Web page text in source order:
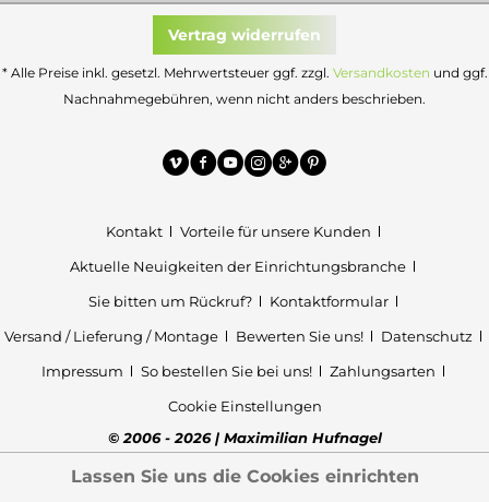
Vertrag widerrufen
* Alle Preise inkl. gesetzl. Mehrwertsteuer ggf. zzgl. Versandkosten und ggf.
Nachnahmegebühren, wenn nicht anders beschrieben.
Kontakt
Vorteile für unsere Kunden
Aktuelle Neuigkeiten der Einrichtungsbranche
Sie bitten um Rückruf?
Kontaktformular
Versand / Lieferung / Montage
Bewerten Sie uns!
Datenschutz
Impressum
So bestellen Sie bei uns!
Zahlungsarten
Cookie Einstellungen
© 2006 - 2026 | Maximilian Hufnagel
Lassen Sie uns die Cookies einrichten